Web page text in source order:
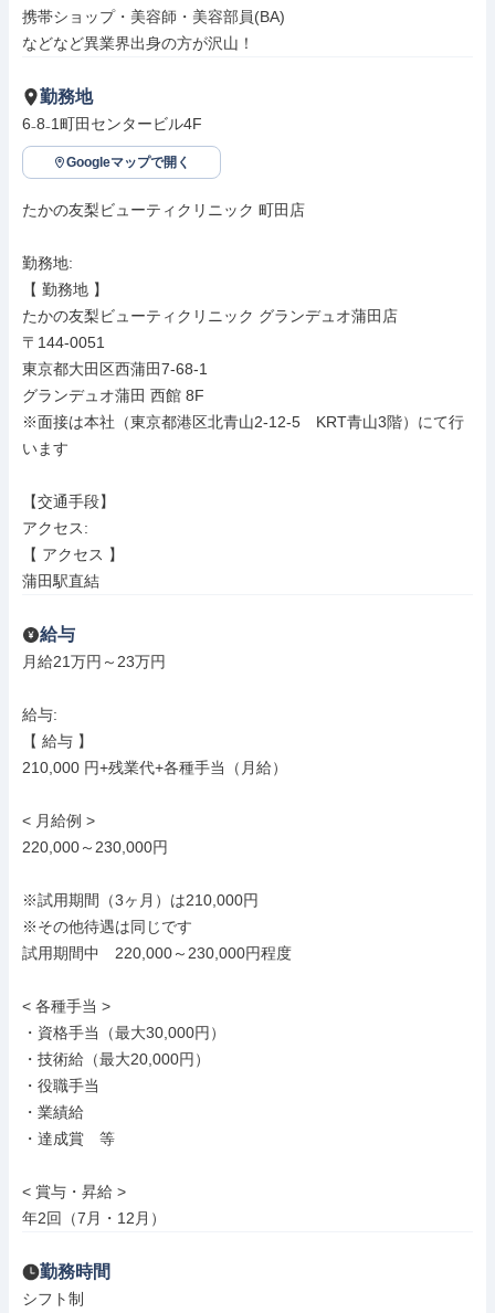
携帯ショップ・美容師・美容部員(BA)
などなど異業界出身の方が沢山！
勤務地
6₋8₋1町田センタービル4F
Googleマップで開く
たかの友梨ビューティクリニック 町田店
勤務地:
【 勤務地 】
たかの友梨ビューティクリニック グランデュオ蒲田店
〒144-0051
東京都大田区西蒲田7-68-1
グランデュオ蒲田 西館 8F
※面接は本社（東京都港区北青山2-12-5　KRT青山3階）にて行
います
【交通手段】
アクセス:
【 アクセス 】
蒲田駅直結
給与
月給21万円～23万円
給与:
【 給与 】
210,000 円+残業代+各種手当（月給）
< 月給例 >
220,000～230,000円
※試用期間（3ヶ月）は210,000円
※その他待遇は同じです
試用期間中　220,000～230,000円程度
< 各種手当 >
・資格手当（最大30,000円）
・技術給（最大20,000円）
・役職手当
・業績給
・達成賞　等
< 賞与・昇給 >
年2回（7月・12月）
勤務時間
シフト制